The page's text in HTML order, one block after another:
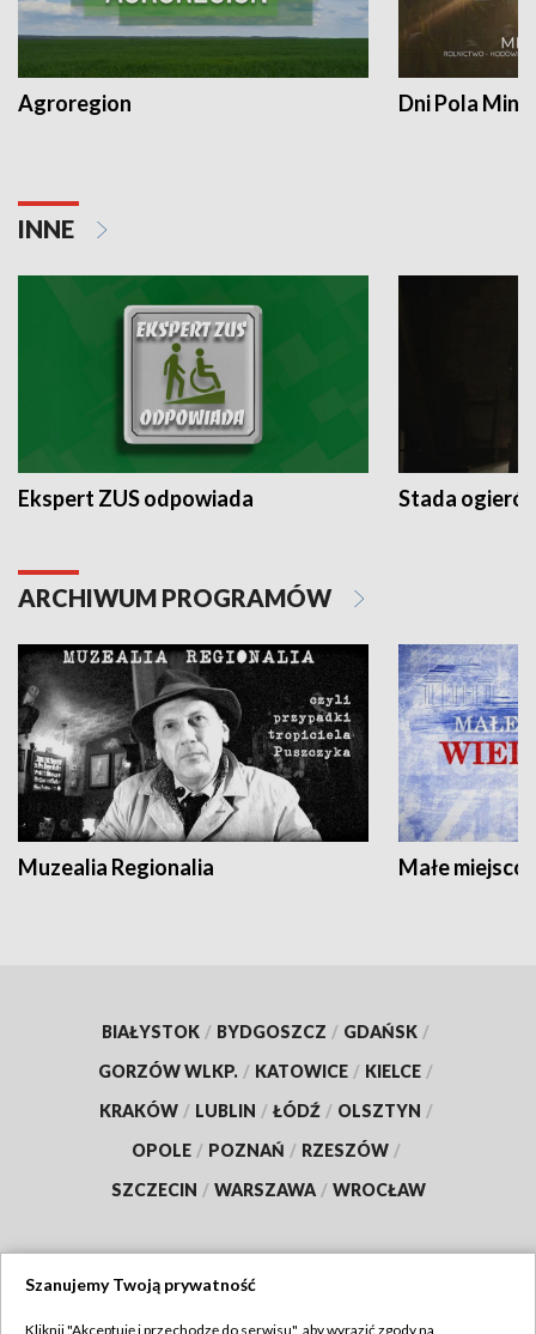
Agroregion Dni Pola
INNE
Ekspert ZUS odpowiada Stada
ARCHIWUM PROGRAMÓW
Muzealia Regionalia Małe
BIAŁYSTOK / BYDGOSZCZ / GDAŃSK /
GORZÓW WLKP. / KATOWICE / KIELCE /
KRAKÓW / LUBLIN / ŁÓDŹ / OLSZTYN /
OPOLE / POZNAŃ / RZESZÓW /
SZCZECIN / WARSZAWA / WROCŁAW
Szanujemy Twoją prywatność
Kliknij "Akceptuję i przechodzę do serwisu", aby wyrazić zgody na